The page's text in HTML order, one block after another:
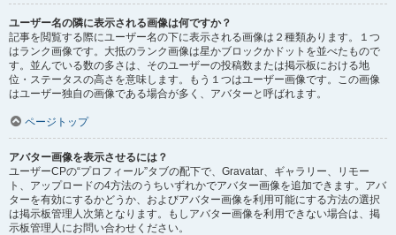
ユーザー名の隣に表示される画像は何ですか？
記事を閲覧する際にユーザー名の下に表示される画像は２種類あります。１つ
はランク画像です。大抵のランク画像は星かブロックかドットを並べたもので
す。並んでいる数の多さは、そのユーザーの投稿数または掲示板における地
位・ステータスの高さを意味します。もう１つはユーザー画像です。この画像
はユーザー独自の画像である場合が多く、アバターと呼ばれます。
ページトップ
アバター画像を表示させるには？
ユーザーCPの“プロフィール”タブの配下で、Gravatar、ギャラリー、リモー
ト、アップロードの4方法のうちいずれかでアバター画像を追加できます。アバ
ターを有効にするかどうか、およびアバター画像を利用可能にする方法の選択
は掲示板管理人次第となります。もしアバター画像を利用できない場合は、掲
示板管理人にお問い合わせください。